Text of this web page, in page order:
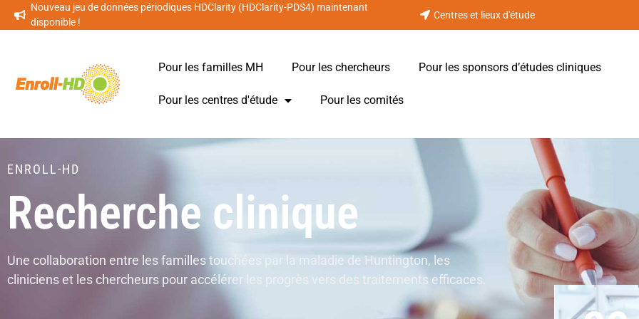
Nouveau jeu de données périodiques HDClarity (HDClarity-PDS4) maintenant
disponible !
Centres et lieux d'étude
Pour les familles MH Pour les chercheurs Pour les sponsors d’études cliniques
Pour les centres d'étude Pour les comités
ENROLL-HD
Recherche clinique
Une collaboration entre les familles touchées par la maladie de Huntington, les
cliniciens et les chercheurs pour accélérer les progrès vers des traitements efficaces.